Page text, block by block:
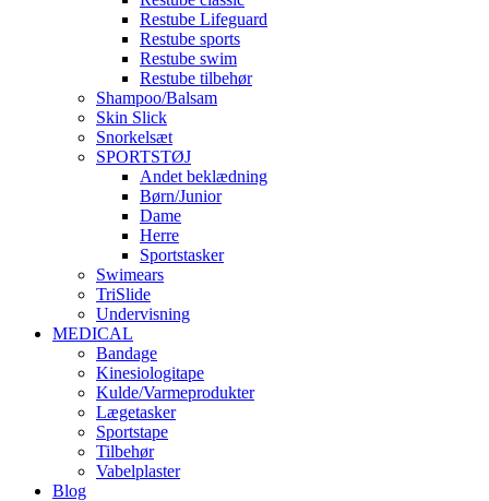
Restube Lifeguard
Restube sports
Restube swim
Restube tilbehør
Shampoo/Balsam
Skin Slick
Snorkelsæt
SPORTSTØJ
Andet beklædning
Børn/Junior
Dame
Herre
Sportstasker
Swimears
TriSlide
Undervisning
MEDICAL
Bandage
Kinesiologitape
Kulde/Varmeprodukter
Lægetasker
Sportstape
Tilbehør
Vabelplaster
Blog